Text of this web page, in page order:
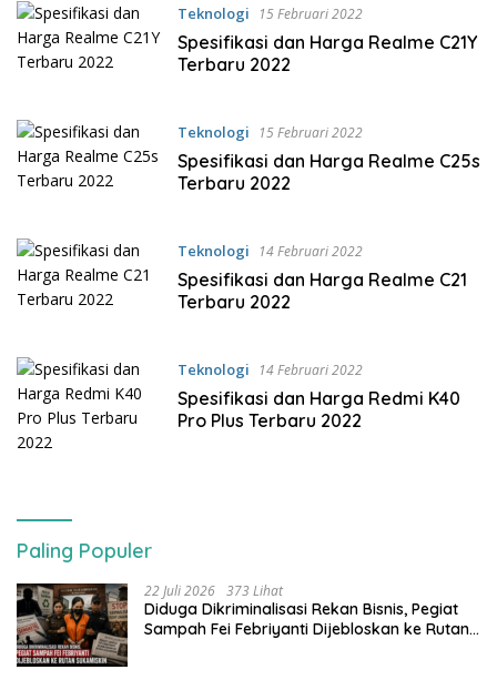
Teknologi 15 Februari 2022
Spesifikasi dan Harga Realme C21Y
Terbaru 2022
Teknologi 15 Februari 2022
Spesifikasi dan Harga Realme C25s
Terbaru 2022
Teknologi 14 Februari 2022
Spesifikasi dan Harga Realme C21
Terbaru 2022
Teknologi 14 Februari 2022
Spesifikasi dan Harga Redmi K40
Pro Plus Terbaru 2022
Paling Populer
22 Juli 2026 373 Lihat
Diduga Dikriminalisasi Rekan Bisnis, Pegiat
Sampah Fei Febriyanti Dijebloskan ke Rutan